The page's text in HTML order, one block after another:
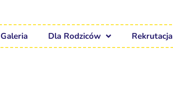
Galeria Dla Rodziców Rekrutacja